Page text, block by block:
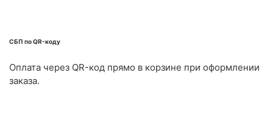
СБП по QR-коду
Оплата через QR-код прямо в корзине при оформлении
заказа.